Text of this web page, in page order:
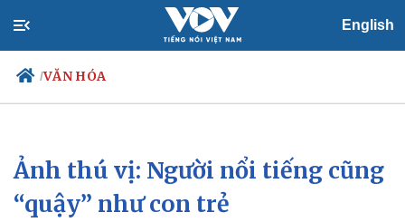
English
/VĂN HÓA
Chính trị
Đảng
Tổ chức nhân sự
Xã hội
Tin 24h
Dự báo thời tiết
Ảnh thú vị: Người nổi tiếng cũng
“quậy” như con trẻ